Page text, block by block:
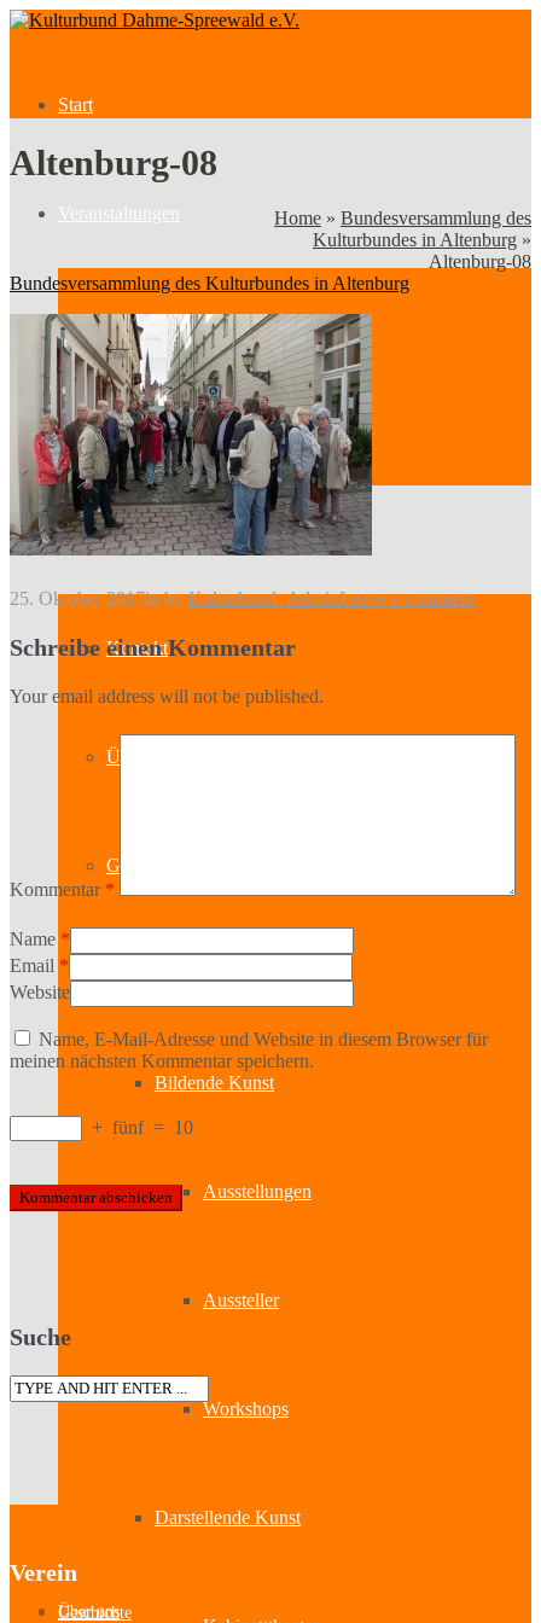
Start
Veranstaltungen
Veranstaltungen
Kategorien
Verein
Kontakt
Über uns
Geschichte
Bildende Kunst
Ausstellungen
Aussteller
Workshops
Darstellende Kunst
Altenburg-08
Home » Bundesversammlung des
Kulturbundes in Altenburg »
Altenburg-08
Bundesversammlung des Kulturbundes in Altenburg
25. Oktober 2017inbyKulturbund_AdminLeave a comment
Schreibe einen Kommentar
Your email address will not be published.
Kommentar *
Name *
Email *
Website
Name, E-Mail-Adresse und Website in diesem Browser für
meinen nächsten Kommentar speichern.
+ fünf = 10
Suche
Verein
Über uns
Geschichte